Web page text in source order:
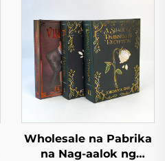
Wholesale na Pabrika
na Nag-aalok ng